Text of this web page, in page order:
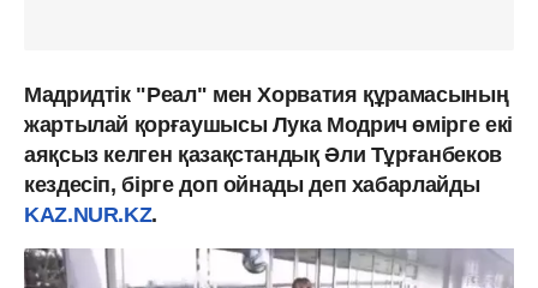
Мадридтік "Реал" мен Хорватия құрамасының
жартылай қорғаушысы Лука Модрич өмірге екі
аяқсыз келген қазақстандық Әли Тұрғанбеков
кездесіп, бірге доп ойнады деп хабарлайды
KAZ.NUR.KZ.